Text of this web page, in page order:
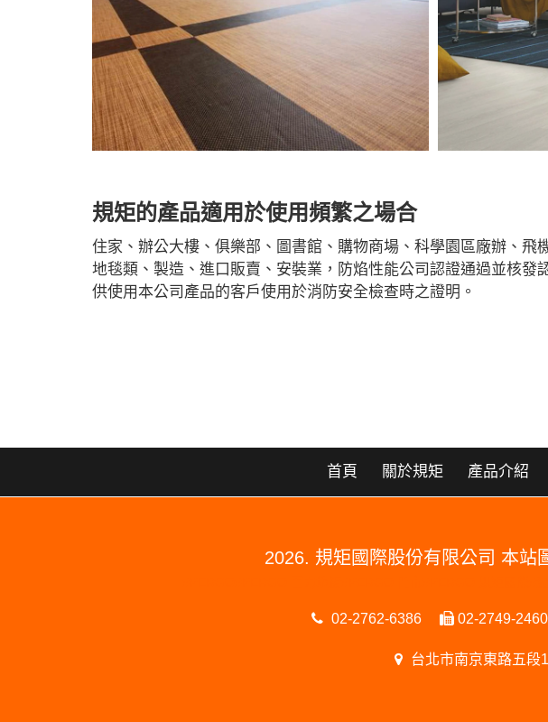
規矩的產品適用於使用頻繁之場合
住家、辦公大樓、俱樂部、圖書館、購物商場、科學園區廠辦、
地毯類、製造、進口販賣、安裝業，防焰性能公司認證通過並核
供使用本公司產品的客戶使用於消防安全檢查時之證明。
首頁 關於規矩 產品介紹
2026. 規矩國際股份有限公司 本站
02-2762-6386 02-2749-2460
台北市南京東路五段